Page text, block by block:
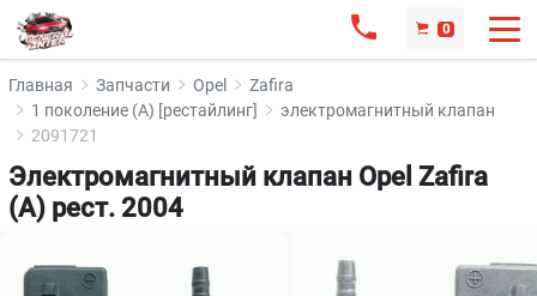
0
Главная Запчасти Opel
Zafira
1 поколение (A) [рестайлинг]
электромагнитный клапан
2091721
Электромагнитный клапан Opel Zafira
(A) рест. 2004